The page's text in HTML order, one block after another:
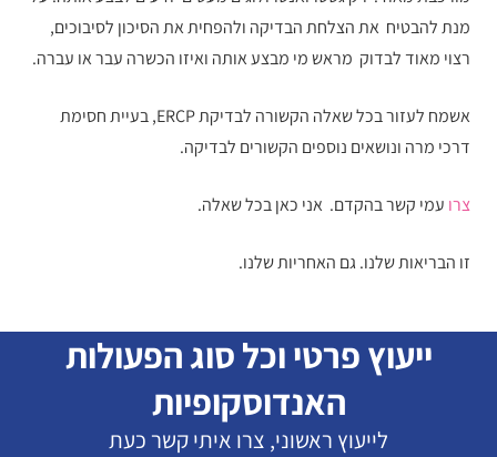
מנת להבטיח את הצלחת הבדיקה ולהפחית את הסיכון לסיבוכים,
רצוי מאוד לבדוק מראש מי מבצע אותה ואיזו הכשרה עבר או עברה.
אשמח לעזור בכל שאלה הקשורה לבדיקת ERCP, בעיית חסימת
דרכי מרה ונושאים נוספים הקשורים לבדיקה.
צרו עמי קשר בהקדם. אני כאן בכל שאלה.
זו הבריאות שלנו. גם האחריות שלנו.
ייעוץ פרטי וכל סוג הפעולות
האנדוסקופיות
לייעוץ ראשוני, צרו איתי קשר כעת